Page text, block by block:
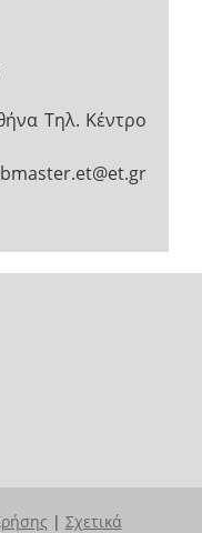
Τηλ. Κέντρο
| Σχετικά